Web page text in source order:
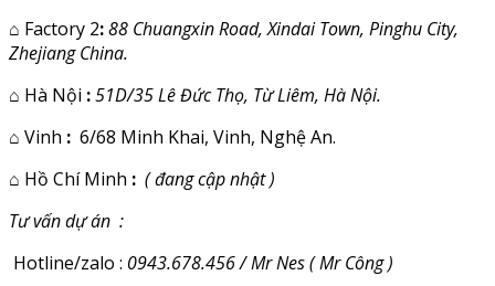
⌂ Factory 2:88 Chuangxin Road, Xindai Town, Pinghu City,
Zhejiang China.
⌂ Hà Nội :51D/35 Lê Đức Thọ, Từ Liêm, Hà Nội.
⌂ Vinh : 6/68 Minh Khai, Vinh, Nghệ An.
⌂ Hồ Chí Minh : ( đang cập nhật )
Tư vấn dự án :
Hotline/zalo : 0943.678.456 / Mr Nes ( Mr Công )